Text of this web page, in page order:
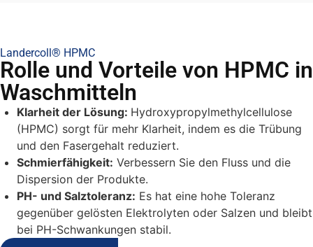
Landercoll® HPMC
Rolle und Vorteile von HPMC in
Waschmitteln
Klarheit der Lösung: Hydroxypropylmethylcellulose
(HPMC) sorgt für mehr Klarheit, indem es die Trübung
und den Fasergehalt reduziert.
Schmierfähigkeit: Verbessern Sie den Fluss und die
Dispersion der Produkte.
PH- und Salztoleranz: Es hat eine hohe Toleranz
gegenüber gelösten Elektrolyten oder Salzen und bleibt
bei PH-Schwankungen stabil.